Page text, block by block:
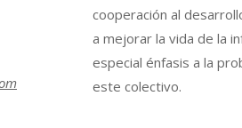
cooperación al
a mejorar la vida de la
especial énfasis a la
este colectivo.